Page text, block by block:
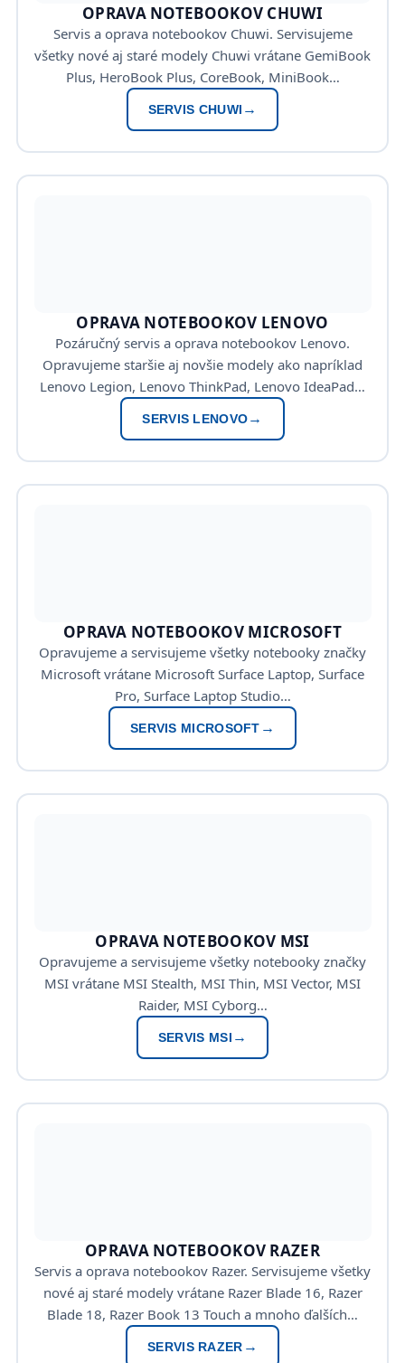
OPRAVA NOTEBOOKOV CHUWI
Servis a oprava notebookov Chuwi. Servisujeme
všetky nové aj staré modely Chuwi vrátane GemiBook
Plus, HeroBook Plus, CoreBook, MiniBook…
SERVIS CHUWI
OPRAVA NOTEBOOKOV LENOVO
Pozáručný servis a oprava notebookov Lenovo.
Opravujeme staršie aj novšie modely ako napríklad
Lenovo Legion, Lenovo ThinkPad, Lenovo IdeaPad…
SERVIS LENOVO
OPRAVA NOTEBOOKOV MICROSOFT
Opravujeme a servisujeme všetky notebooky značky
Microsoft vrátane Microsoft Surface Laptop, Surface
Pro, Surface Laptop Studio…
SERVIS MICROSOFT
OPRAVA NOTEBOOKOV MSI
Opravujeme a servisujeme všetky notebooky značky
MSI vrátane MSI Stealth, MSI Thin, MSI Vector, MSI
Raider, MSI Cyborg…
SERVIS MSI
OPRAVA NOTEBOOKOV RAZER
Servis a oprava notebookov Razer. Servisujeme všetky
nové aj staré modely vrátane Razer Blade 16, Razer
Blade 18, Razer Book 13 Touch a mnoho ďalších…
SERVIS RAZER